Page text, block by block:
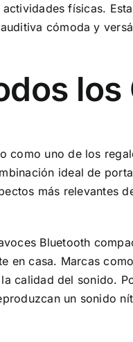
físicas.
cómoda y
los
como uno de los
ideal de
más relevantes
Bluetooth
en casa. Marcas
calidad del sonido.
un sonido